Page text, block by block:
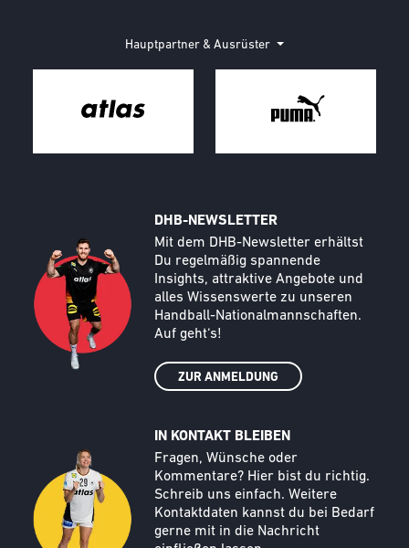
Hauptpartner & Ausrüster
DHB-NEWSLETTER
Text
Mit dem DHB-Newsletter erhältst
Du regelmäßig spannende
Insights, attraktive Angebote und
alles Wissenswerte zu unseren
Handball-Nationalmannschaften.
Auf geht‘s!
ZUR ANMELDUNG
Call to action image
IN KONTAKT BLEIBEN
Text
Fragen, Wünsche oder
Kommentare? Hier bist du richtig.
Schreib uns einfach. Weitere
Kontaktdaten kannst du bei Bedarf
gerne mit in die Nachricht